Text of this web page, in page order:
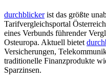
durchblickerist das größte
Tarifvergleichsportal
eines Verbunds führender
Osteuropa. Aktuell bietet
Versicherungen,
traditionelle Finanzprodukte
Sparzinsen.